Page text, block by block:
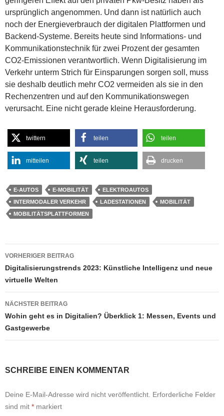
ursprünglich angenommen. Und dann ist natürlich auch
noch der Energieverbrauch der digitalen Plattformen und
Backend-Systeme. Bereits heute sind Informations- und
Kommunikationstechnik für zwei Prozent der gesamten
CO2-Emissionen verantwortlich. Wenn Digitalisierung im
Verkehr unterm Strich für Einsparungen sorgen soll, muss
sie deshalb deutlich mehr CO2 vermeiden als sie in den
Rechenzentren und auf den Kommunikationswegen
verursacht. Eine nicht gerade kleine Herausforderung.
twittern teilen teilen
mitteilen teilen drucken
E-AUTOS E-MOBILITÄT
ELEKTROAUTOS
INTERMODALER VERKEHR
LADESTATIONEN
MOBILITÄT
MOBILITÄTSPLATTFORMEN
Beitragsnavigation
VORHERIGER BEITRAG
Digitalisierungstrends 2023: Künstliche Intelligenz und neue
virtuelle Welten
NÄCHSTER BEITRAG
Wohin geht es in Digitalien? Überklick 1: Messen, Events und
Gastgewerbe
SCHREIBE EINEN KOMMENTAR
Deine E-Mail-Adresse wird nicht veröffentlicht. Erforderliche Felder
sind mit * markiert